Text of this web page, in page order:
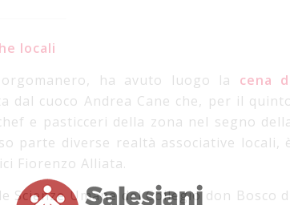
locali
ha avuto luogo la cena
dal cuoco Andrea Cane che, per il
e pasticceri della zona nel segno
parte diverse realtà associative locali,
Fiorenzo Alliata.
Scienze Umane del Collegio don Bosco